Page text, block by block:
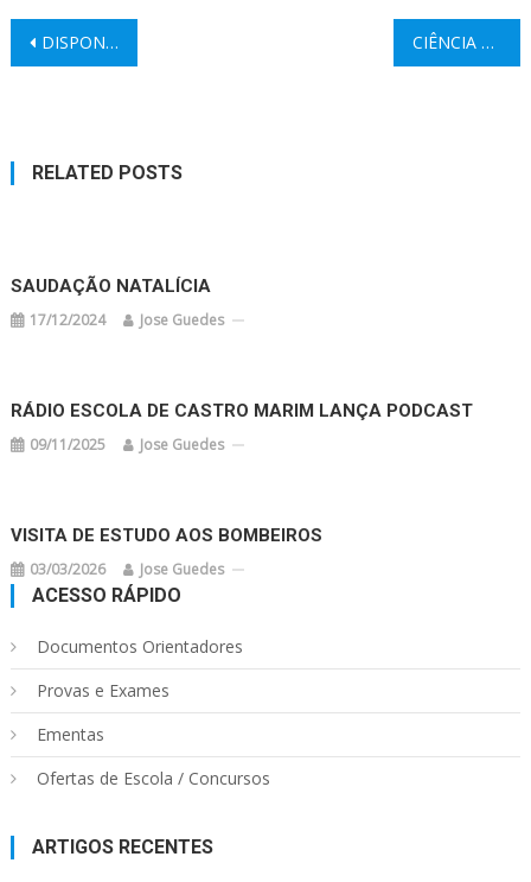
Navegação
DISPONÍVEL O PODCAST.03 DA RÁDIO ESCOLA CIÊNCIA VIVA NO PRÉ-ESCOLAR
RELATED POSTS
SAUDAÇÃO NATALÍCIA
17/12/2024 Jose Guedes
RÁDIO ESCOLA DE CASTRO MARIM LANÇA PODCAST
09/11/2025 Jose Guedes
VISITA DE ESTUDO AOS BOMBEIROS
03/03/2026 Jose Guedes
ACESSO RÁPIDO
Documentos Orientadores
Provas e Exames
Ementas
Ofertas de Escola / Concursos
ARTIGOS RECENTES